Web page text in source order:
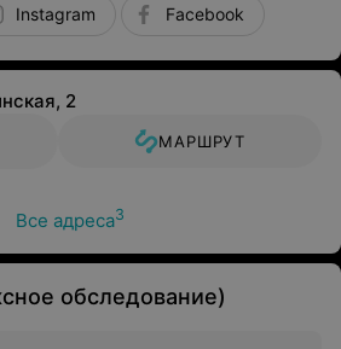
Instagram Facebook
2
МАРШРУТ
Все адреса3
обследование)